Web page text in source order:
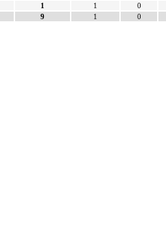
1 1
0
9 1 0